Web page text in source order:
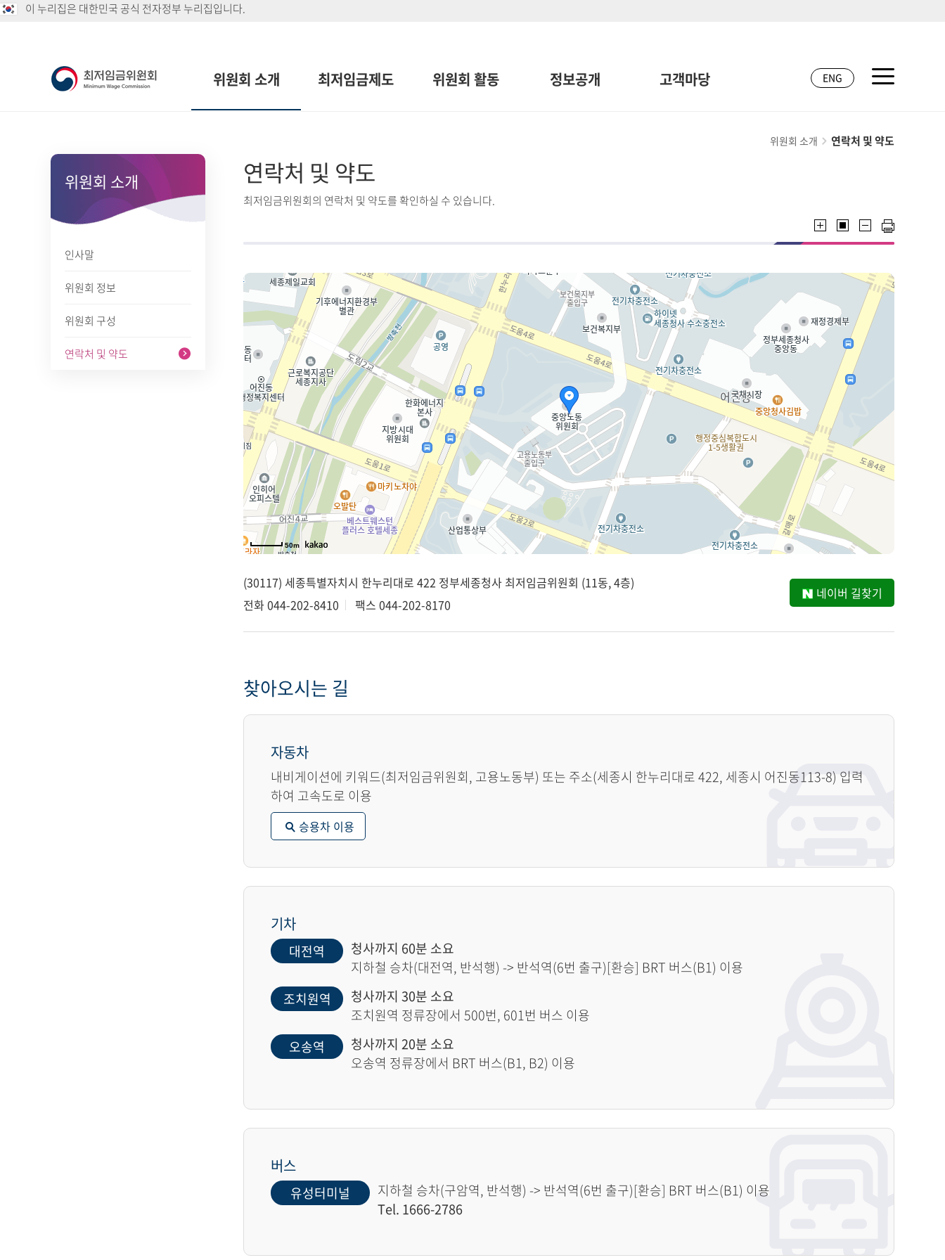
이 누리집은 대한민국 공식 전자정부 누리집입니다.
위원회 소개 최저임금제도 위원회 활동 정보공개 고객마당 ENG
위원회 소개
인사말
위원회 정보
위원회 구성
연락처 및 약도
위원회 소개 연락처 및 약도
연락처 및 약도
최저임금위원회의 연락처 및 약도를 확인하실 수 있습니다.
50m
(30117) 세종특별자치시 한누리대로 422 정부세종청사 최저임금위원회 (11동, 4층)
전화044-202-8410 팩스 044-202-8170
네이버 길찾기
찾아오시는 길
자동차
내비게이션에 키워드(최저임금위원회, 고용노동부) 또는 주소(세종시 한누리대로 422, 세종시 어진동113-8) 입력
하여 고속도로 이용
승용차 이용
기차
대전역
청사까지 60분 소요
지하철 승차(대전역, 반석행) -> 반석역(6번 출구)[환승] BRT 버스(B1) 이용
조치원역
청사까지 30분 소요
조치원역 정류장에서 500번, 601번 버스 이용
오송역
청사까지 20분 소요
오송역 정류장에서 BRT 버스(B1, B2) 이용
버스
유성터미널
지하철 승차(구암역, 반석행) -> 반석역(6번 출구)[환승] BRT 버스(B1) 이용
Tel. 1666-2786